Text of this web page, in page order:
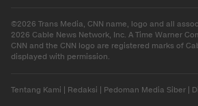
©2026 Trans Media, CNN name, logo and all
2026 Cable News Network, Inc. A Time Warner
CNN and the CNN logo are registered marks of
displayed with permission.
Tentang Kami Redaksi Pedoman Media Siber